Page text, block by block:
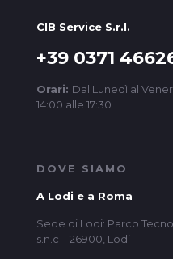
CIB Service S.r.l.
+39 0371
Orari: Dal Lunedì al
14:00 alle 17:30
DOVE SIAMO
A Lodi e a Roma
Sede di Lodi: Parco
s.n.c – 26900, Lodi